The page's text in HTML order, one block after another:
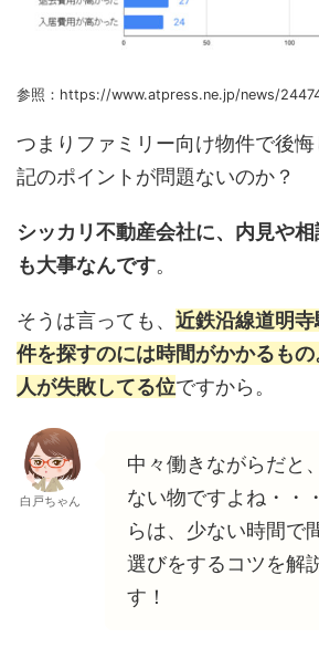
参照：https://www.atpress.ne.jp/news/
つまりファミリー向け物件で後
記のポイントが問題ないのか？
シッカリ不動産会社に、内見や
も大事なんです。
そうは言っても、 近鉄沿線道明
件を探すのには時間がかかるも
人が失敗してる位ですから。
白戸ちゃん
中々働きながらだと
ない物ですよね・・
らは、少ない時間で
選びをするコツを解
す！